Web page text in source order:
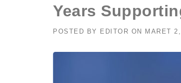
Years
POSTED BY EDITOR ON MARET